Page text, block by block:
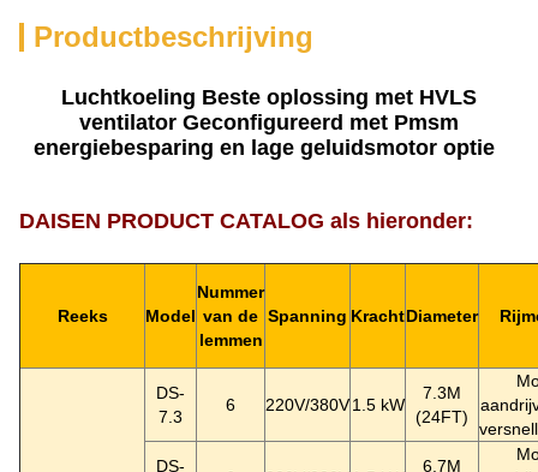
Productbeschrijving
Luchtkoeling Beste oplossing met HVLS
ventilator Geconfigureerd met Pmsm
energiebesparing en lage geluidsmotor optie
DAISEN PRODUCT CATALOG als hieronder:
Reeks Model
Nummer
van de
lemmen
Spanning KrachtDiameter
DS-
7.3
6 220V/380V1.5 kW
7.3M
(24FT)
DS-
6.7M